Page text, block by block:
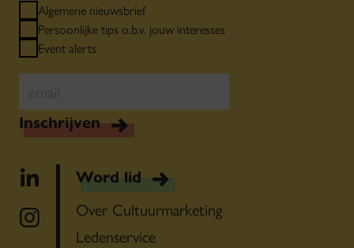
Algemene nieuwsbrief
Persoonlijke tips o.b.v. jouw interesses
Event alerts
Inschrijven
Word lid
Over Cultuurmarketing
Ledenservice